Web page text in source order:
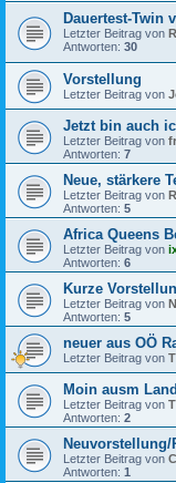
Dauertest-Twin
Letzter Beitrag von
Antworten: 30
Vorstellung
Letzter Beitrag von
Jetzt bin auch
Letzter Beitrag von
Antworten: 7
Neue, stärkere
Letzter Beitrag von
Antworten: 5
Africa Queens
Letzter Beitrag von
Antworten: 6
Kurze
Letzter Beitrag von
Antworten: 5
neuer aus OÖ
Letzter Beitrag von
Moin ausm
Letzter Beitrag von
Antworten: 2
Neuvorstellung/
Letzter Beitrag von
Antworten: 1